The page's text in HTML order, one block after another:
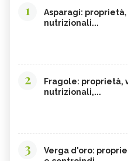
1
Asparagi:
nutrizionali...
2
Fragole: proprietà,
nutrizionali,...
3
Verga d'oro: